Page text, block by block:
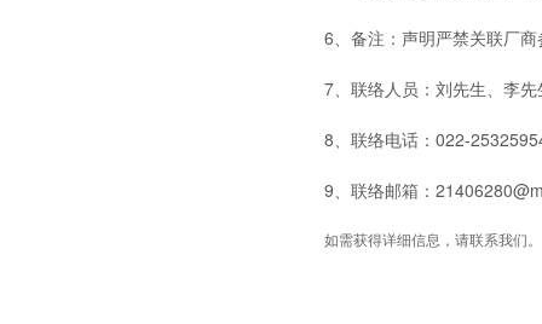
6、备注：声明严禁关联厂
7、联络人员：刘先生、李先
8、联络电话：022-
9、联络邮箱：
如需获得详细信息，请联系我们。